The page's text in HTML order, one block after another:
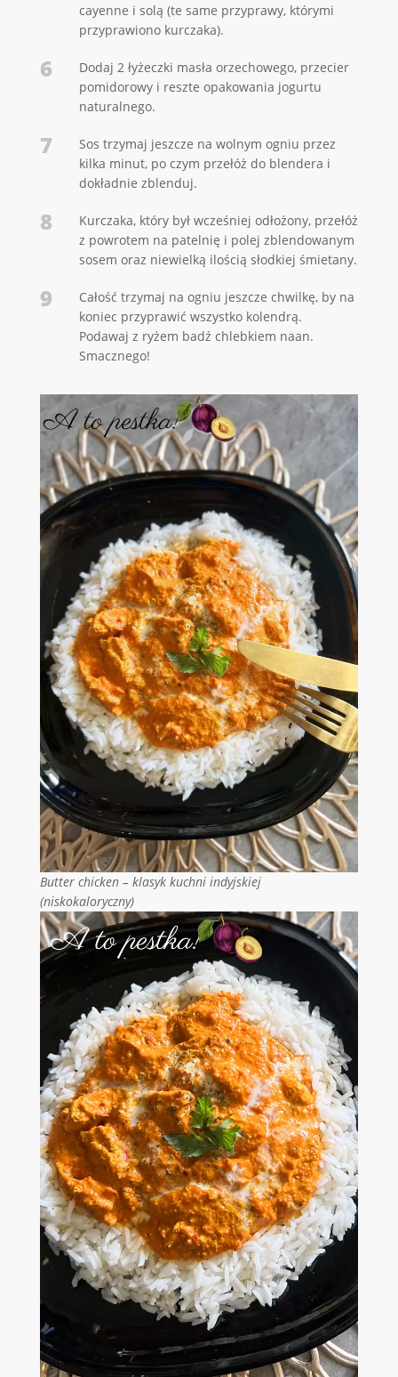
cayenne i solą (te same przyprawy, którymi
przyprawiono kurczaka).
6
Dodaj 2 łyżeczki masła orzechowego, przecier
pomidorowy i reszte opakowania jogurtu
naturalnego.
7
Sos trzymaj jeszcze na wolnym ogniu przez
kilka minut, po czym przełóż do blendera i
dokładnie zblenduj.
8
Kurczaka, który był wcześniej odłożony, przełóż
z powrotem na patelnię i polej zblendowanym
sosem oraz niewielką ilością słodkiej śmietany.
9
Całość trzymaj na ogniu jeszcze chwilkę, by na
koniec przyprawić wszystko kolendrą.
Podawaj z ryżem badź chlebkiem naan.
Smacznego!
Butter chicken – klasyk kuchni indyjskiej
(niskokaloryczny)